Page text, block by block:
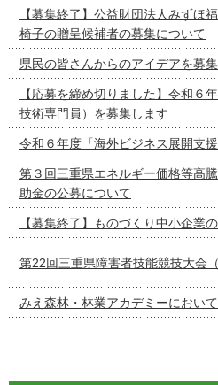
【募集終了】公益財団法人みずほ
椅子の贈呈候補者の募集について
県民の皆さんからのアイデアを募
【応募を締め切りました】令和６
技術専門員）を募集します
令和６年度「海外ビジネス展開支
第３回三重県エネルギー価格等高
助金の公募について
【募集終了】ものづくり中小企業
第22回三重県障害者技能競技大会
みえ森林・林業アカデミーにおい